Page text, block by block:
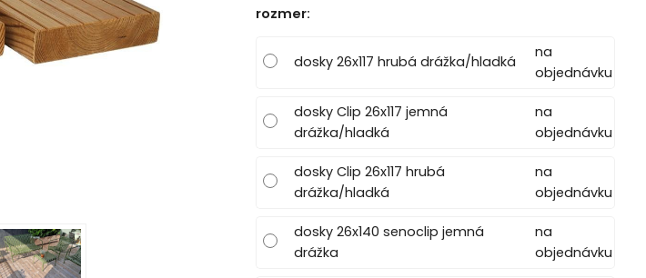
rozmer:
dosky 26x117 hrubá drážka/hladká
na
objednávku
dosky Clip 26x117 jemná
drážka/hladká
na
objednávku
dosky Clip 26x117 hrubá
drážka/hladká
na
objednávku
dosky 26x140 senoclip jemná
drážka
na
objednávku